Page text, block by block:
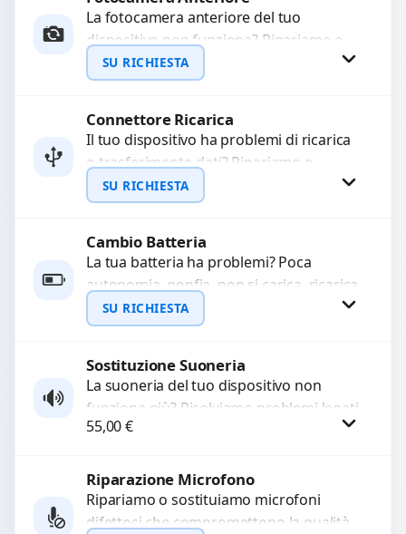
WhatsApp
La fotocamera anteriore del tuo
dispositivo non funziona? Ripariamo o
sostituiamo fotocamere guaste con
problemi come immagini sfocate, messa
SU RICHIESTA
Richiedi Preventivo
WhatsApp
Connettore Ricarica
Il tuo dispositivo ha problemi di ricarica
o trasferimento dati? Ripariamo o
sostituiamo connettori di ricarica guasti,
rotti, allentati, danneggiati,...
SU RICHIESTA
Richiedi Preventivo
WhatsApp
Cambio Batteria
La tua batteria ha problemi? Poca
autonomia, gonfia, non si carica, ricarica
lenta o cicli di ricarica esauriti?
Sostituiamo la...
SU RICHIESTA
Richiedi Preventivo
Sostituzione Suoneria
La suoneria del tuo dispositivo non
funziona più? Risolviamo problemi legati
a moduli audio difettosi con interventi
55,00€
Procedi
Riparazione Microfono
Ripariamo o sostituiamo microfoni
difettosi che compromettono la qualità